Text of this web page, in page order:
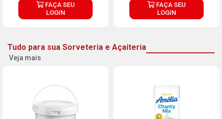
FAÇA SEU
LOGIN
FAÇA SEU
LOGIN
Tudo para sua Sorveteria e Açaiteria
Veja mais